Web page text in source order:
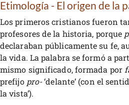
Etimología - El origen de la
Los primeros cristianos fueron
profesores de la historia, porque
declaraban públicamente su fe,
la vida. La palabra se formó a
mismo significado, formada por
prefijo pro-‘delante’ (con el
la vista’).